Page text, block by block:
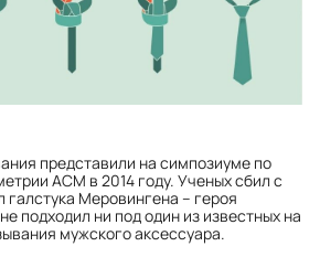
представили на симпозиуме по
ACM в 2014 году. Ученых сбил с
галстука Меровингена – героя
подходил ни под один из известных на
мужского аксессуара.